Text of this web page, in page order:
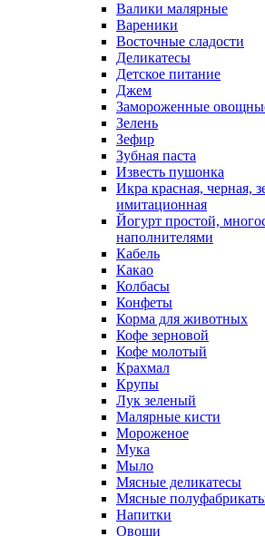
Валики малярные
Вареники
Восточные сладости
Деликатесы
Детское питание
Джем
Замороженные
Зелень
Зефир
Зубная паста
Известь пушонка
Икра красная, черная,
имитационная
Йогурт простой,
наполнителями
Кабель
Какао
Колбасы
Конфеты
Корма для животных
Кофе зерновой
Кофе молотый
Крахмал
Крупы
Лук зеленый
Малярные кисти
Мороженое
Мука
Мыло
Мясные деликатесы
Мясные
Напитки
Овощи